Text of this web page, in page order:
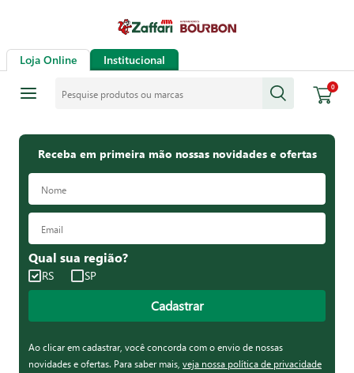
Loja Online Institucional
0
Receba em primeira mão nossas novidades e ofertas
Qual sua região?
RS SP
Cadastrar
Ao clicar em cadastrar, você concorda com o envio de nossas
novidades e ofertas. Para saber mais, veja nossa política de privacidade